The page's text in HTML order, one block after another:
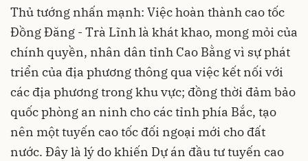
Thủ tướng nhấn mạnh: Việc hoàn thành cao tốc
Đồng Đăng - Trà Lĩnh là khát khao, mong mỏi của
chính quyền, nhân dân tỉnh Cao Bằng vì sự phát
triển của địa phương thông qua việc kết nối với
các địa phương trong khu vực; đồng thời đảm bảo
quốc phòng an ninh cho các tỉnh phía Bắc, tạo
nên một tuyến cao tốc đối ngoại mới cho đất
nước. Đây là lý do khiến Dự án đầu tư tuyến cao